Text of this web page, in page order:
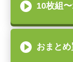
10枚組
おまと